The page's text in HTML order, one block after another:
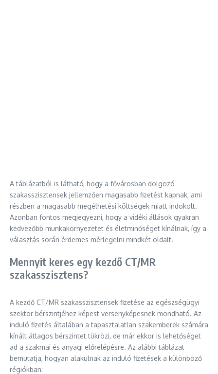
A táblázatból is látható, hogy a fővárosban dolgozó
szakasszisztensek jellemzően magasabb fizetést kapnak, ami
részben a magasabb megélhetési költségek miatt indokolt.
Azonban fontos megjegyezni, hogy a vidéki állások gyakran
kedvezőbb munkakörnyezetet és életminőséget kínálnak, így a
választás során érdemes mérlegelni mindkét oldalt.
Mennyit keres egy kezdő CT/MR
szakasszisztens?
A kezdő CT/MR szakasszisztensek fizetése az egészségügyi
szektor bérszintjéhez képest versenyképesnek mondható. Az
induló fizetés általában a tapasztalatlan szakemberek számára
kínált átlagos bérszintet tükrözi, de már ekkor is lehetőséget
ad a szakmai és anyagi előrelépésre. Az alábbi táblázat
bemutatja, hogyan alakulnak az induló fizetések a különböző
régiókban: